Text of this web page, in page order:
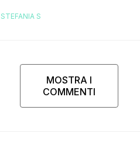
STEFANIA S
MOSTRA I
COMMENTI